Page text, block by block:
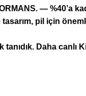
—
pil için
Daha